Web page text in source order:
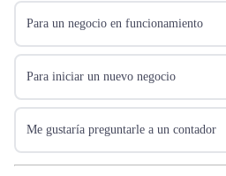
Para un negocio en funcionamiento
Para iniciar un nuevo negocio
Me gustaría preguntarle a un contador